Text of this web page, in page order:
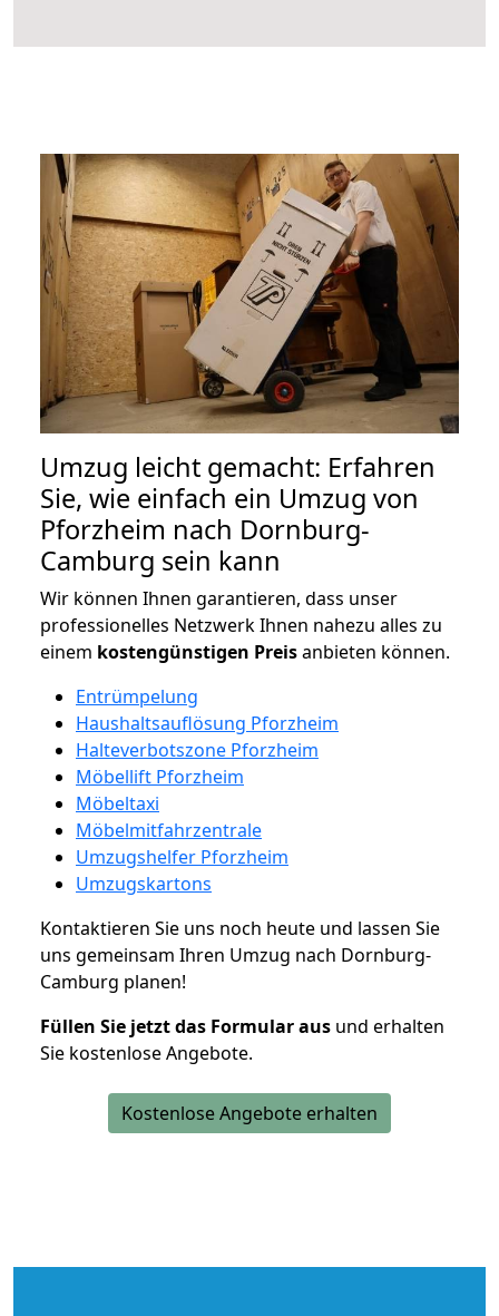
Umzug leicht gemacht: Erfahren
Sie, wie einfach ein Umzug von
Pforzheim nach Dornburg-
Camburg sein kann
Wir können Ihnen garantieren, dass unser
professionelles Netzwerk Ihnen nahezu alles zu
einem kostengünstigen Preisanbieten können.
Entrümpelung
Haushaltsauflösung Pforzheim
Halteverbotszone Pforzheim
Möbellift Pforzheim
Möbeltaxi
Möbelmitfahrzentrale
Umzugshelfer Pforzheim
Umzugskartons
Kontaktieren Sie uns noch heute und lassen Sie
uns gemeinsam Ihren Umzug nach Dornburg-
Camburg planen!
Füllen Sie jetzt das Formular aus und erhalten
Sie kostenlose Angebote.
Kostenlose Angebote erhalten